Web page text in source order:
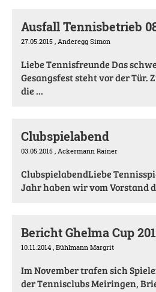
Ausfall Tennisbetrieb
27.05.2015 , Anderegg Simon
Liebe Tennisfreunde Das
Gesangsfest steht vor der Tür.
die ...
Clubspielabend
03.05.2015 , Ackermann Rainer
ClubspielabendLiebe
Jahr haben wir vom Vorstand
Bericht Ghelma Cup
10.11.2014 , Bühlmann Margrit
Im November trafen sich
der Tennisclubs Meiringen,